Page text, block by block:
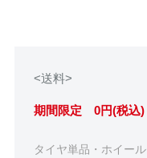
<送料>
期間限定 0円(税込)
タイヤ単品・ホイー